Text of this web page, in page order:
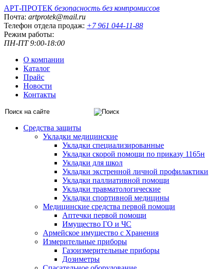
АРТ-ПРОТЕК безопасность без компромиссов
Почта: artprotek@mail.ru
Телефон отдела продаж: +7 961 044-11-88
Режим работы:
ПН-ПТ 9:00-18:00
О компании
Каталог
Прайс
Новости
Контакты
Средства защиты
Укладки медицинские
Укладки специализированные
Укладки скорой помощи по приказу 1165н
Укладки для школ
Укладки экстренной личной профилактики
Укладки паллиативной помощи
Укладки травматологические
Укладки спортивной медицины
Медицинские средства первой помощи
Аптечки первой помощи
Имущество ГО и ЧС
Армейское имущество с Хранения
Измерительные приборы
Газоизмерительные приборы
Дозиметры